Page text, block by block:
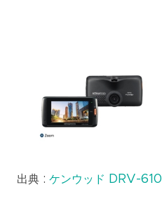
出典 : ケンウッド DRV-610